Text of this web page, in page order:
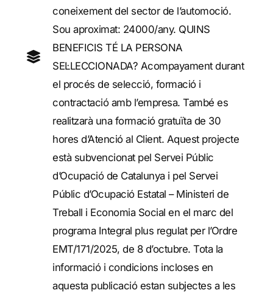
coneixement del sector de l’automoció.
Sou aproximat: 24000/any. QUINS
BENEFICIS TÉ LA PERSONA
SEL·LECCIONADA? Acompayament durant
el procés de selecció, formació i
contractació amb l’empresa. També es
realitzarà una formació gratuïta de 30
hores d’Atenció al Client. Aquest projecte
està subvencionat pel Servei Públic
d’Ocupació de Catalunya i pel Servei
Públic d’Ocupació Estatal – Ministeri de
Treball i Economia Social en el marc del
programa Integral plus regulat per l’Ordre
EMT/171/2025, de 8 d’octubre. Tota la
informació i condicions incloses en
aquesta publicació estan subjectes a les